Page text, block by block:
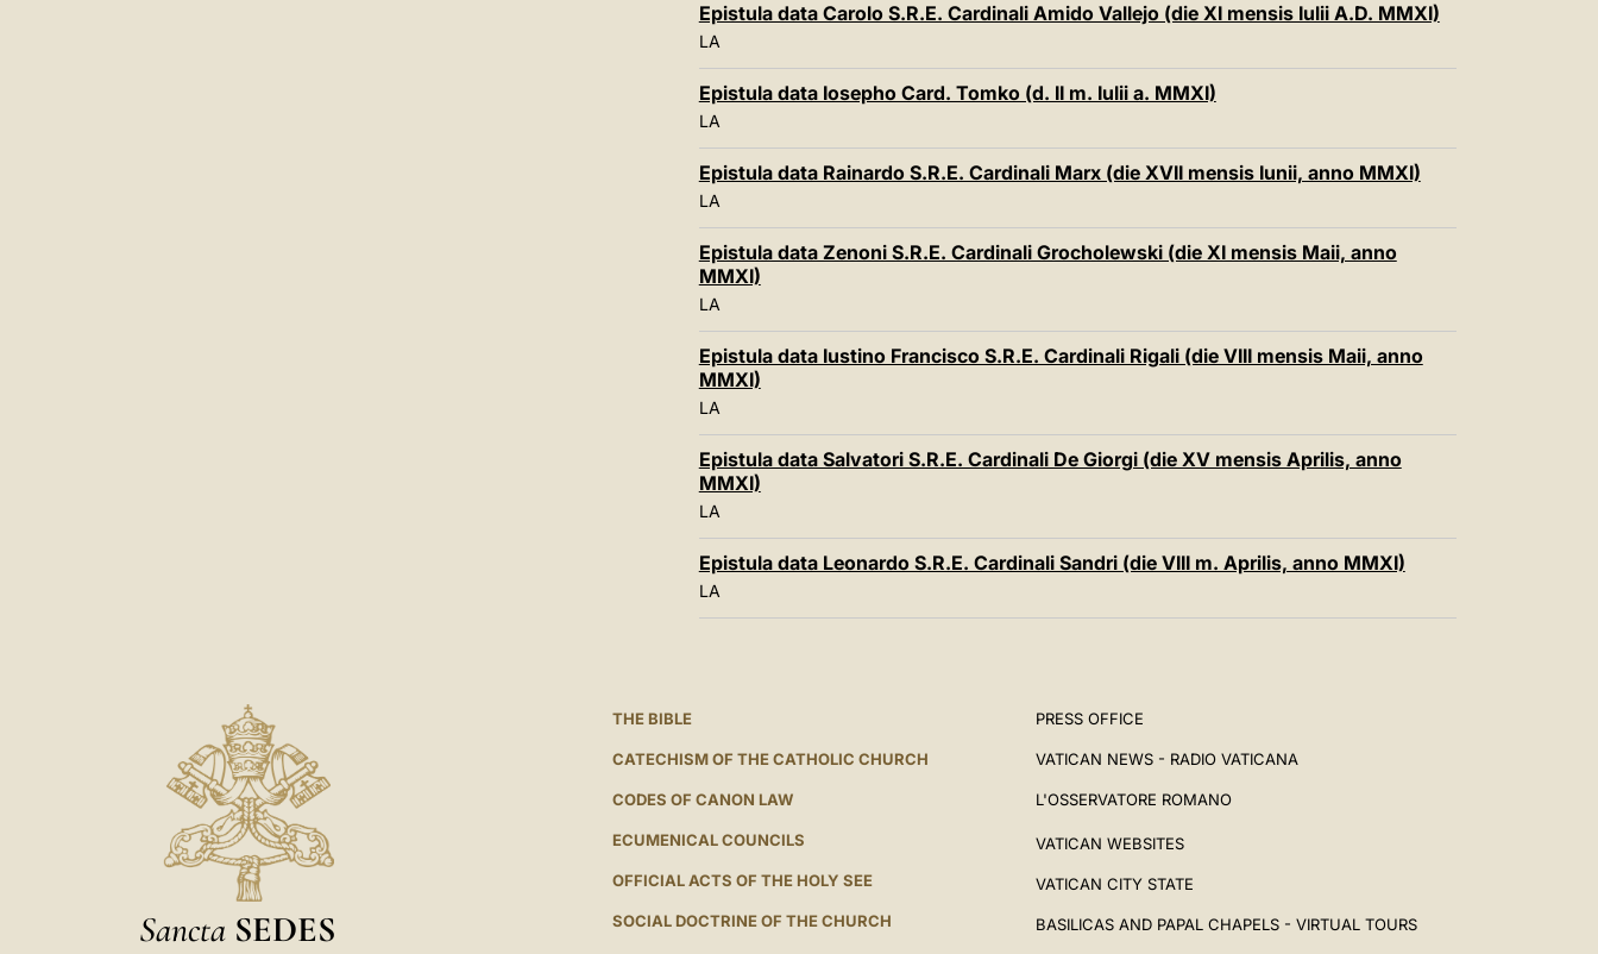
Epistula data Carolo S.R.E. Cardinali Amido Vallejo (die XI mensis Iulii A.D. MMXI)
LA
Epistula data Iosepho Card. Tomko (d. II m. Iulii a. MMXI)
LA
Epistula data Rainardo S.R.E. Cardinali Marx (die XVII mensis Iunii, anno MMXI)
LA
Epistula data Zenoni S.R.E. Cardinali Grocholewski (die XI mensis Maii, anno
MMXI)
LA
Epistula data Iustino Francisco S.R.E. Cardinali Rigali (die VIII mensis Maii, anno
MMXI)
LA
Epistula data Salvatori S.R.E. Cardinali De Giorgi (die XV mensis Aprilis, anno
MMXI)
LA
Epistula data Leonardo S.R.E. Cardinali Sandri (die VIII m. Aprilis, anno MMXI)
LA
Sancta SEDES
THE BIBLE
CATECHISM OF THE CATHOLIC CHURCH
CODES OF CANON LAW
ECUMENICAL COUNCILS
OFFICIAL ACTS OF THE HOLY SEE
SOCIAL DOCTRINE OF THE CHURCH
PRESS OFFICE
VATICAN NEWS - RADIO VATICANA
L'OSSERVATORE ROMANO
VATICAN WEBSITES
VATICAN CITY STATE
BASILICAS AND PAPAL CHAPELS - VIRTUAL TOURS